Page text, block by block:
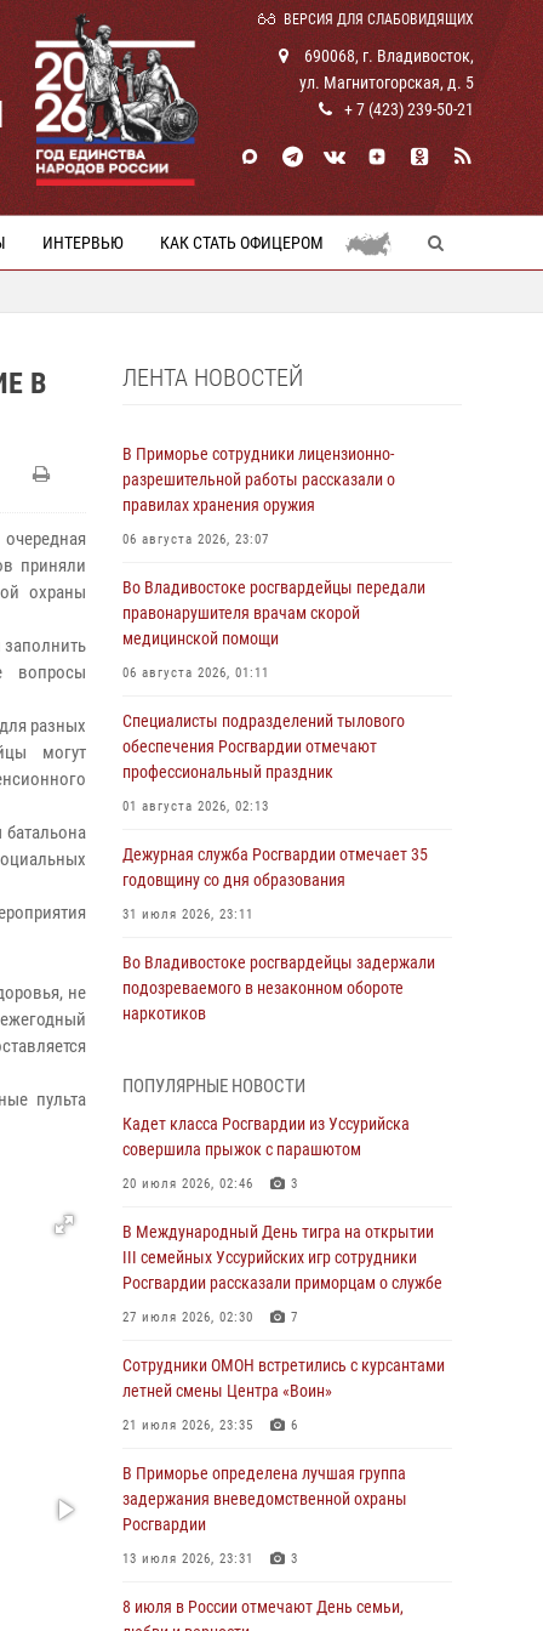
ВЕРСИЯ ДЛЯ СЛАБОВИДЯЩИХ
690068, г. Владивосток,
ул. Магнитогорская, д. 5
+ 7 (423) 239-50-21
ИНТЕРВЬЮ КАК СТАТЬ ОФИЦЕРОМ
В
приняли
охраны
вопросы
разных
могут
не
пульта
ЛЕНТА НОВОСТЕЙ
В Приморье сотрудники лицензионно-
разрешительной работы рассказали о
правилах хранения оружия
06 августа 2026, 23:07
Во Владивостоке росгвардейцы передали
правонарушителя врачам скорой
медицинской помощи
06 августа 2026, 01:11
Специалисты подразделений тылового
обеспечения Росгвардии отмечают
профессиональный праздник
01 августа 2026, 02:13
Дежурная служба Росгвардии отмечает 35
годовщину со дня образования
31 июля 2026, 23:11
Во Владивостоке росгвардейцы задержали
подозреваемого в незаконном обороте
наркотиков
Вопрос противодействия незаконному
обороту оружия рассмотрели на заседании
антитеррористической комиссии
Во Владивостоке во дворе жилого дома
сотрудники вневедомственной охраны
обнаружили запрещенные растения
В День Крещения Руси в Князь-
Владимирском храме – Главном храме
с крестным ходом
28 июля 2026, 10:29 3
Росгвардейцы в Приморье приняли участие в
28 июля 2026, 05:39 3
ПОПУЛЯРНЫЕ НОВОСТИ
Кадет класса Росгвардии из Уссурийска
совершила прыжок с парашютом
20 июля 2026, 02:46 3
В Международный День тигра на открытии
III семейных Уссурийских игр сотрудники
Росгвардии рассказали приморцам о службе
27 июля 2026, 02:30 7
Сотрудники ОМОН встретились с курсантами
летней смены Центра «Воин»
21 июля 2026, 23:35 6
В Приморье определена лучшая группа
задержания вневедомственной охраны
Росгвардии
13 июля 2026, 23:31 3
8 июля в России отмечают День семьи,